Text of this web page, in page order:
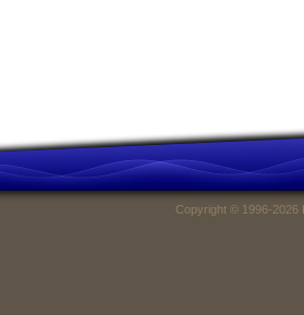
Copyright © 1996-2026